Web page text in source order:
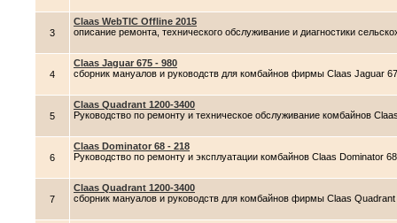
3
Claas WebTIC Offline 2015
описание ремонта, технического обслуживание и диагностики
4
Claas Jaguar 675 - 980
сборник мануалов и руководств для комбайнов фирмы Claas Jaguar
5
Claas Quadrant 1200-3400
Руководство по ремонту и техническое обслуживание комбайнов
6
Claas Dominator 68 - 218
Руководство по ремонту и эксплуатации комбайнов Claas Dominator
7
Claas Quadrant 1200-3400
сборник мануалов и руководств для комбайнов фирмы Claas